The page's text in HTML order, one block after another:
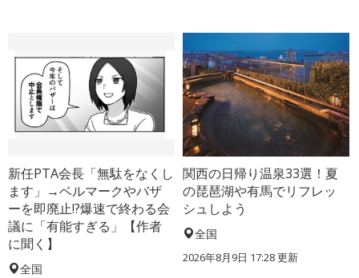
新任PTA会長「無駄をなくし
ます」→ベルマークやバザ
ーを即廃止!?爆速で終わる会
議に「有能すぎる」【作者
に聞く】
全国
関西の日帰り温泉33選！夏
の琵琶湖や有馬でリフレッ
シュしよう
全国
2026年8月9日 17:28更新